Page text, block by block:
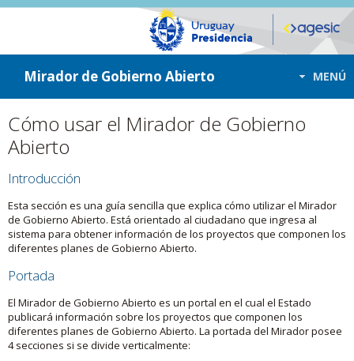
ir a contenido
ir al menú
Mirador de Gobierno Abierto MENÚ
Cómo usar el Mirador de Gobierno
Abierto
Introducción
Esta sección es una guía sencilla que explica cómo utilizar el Mirador
de Gobierno Abierto. Está orientado al ciudadano que ingresa al
sistema para obtener información de los proyectos que componen los
diferentes planes de Gobierno Abierto.
Portada
El Mirador de Gobierno Abierto es un portal en el cual el Estado
publicará información sobre los proyectos que componen los
diferentes planes de Gobierno Abierto. La portada del Mirador posee
4 secciones si se divide verticalmente: